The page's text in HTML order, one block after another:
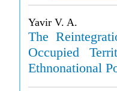
Yavir V. A.
The
Occupied
Ethnonational